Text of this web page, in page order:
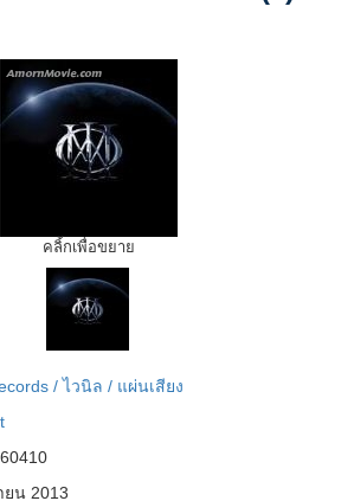
คลิ้กเพื่อขยาย
/ ไวนิล / แผ่นเสียง
ยน 2013